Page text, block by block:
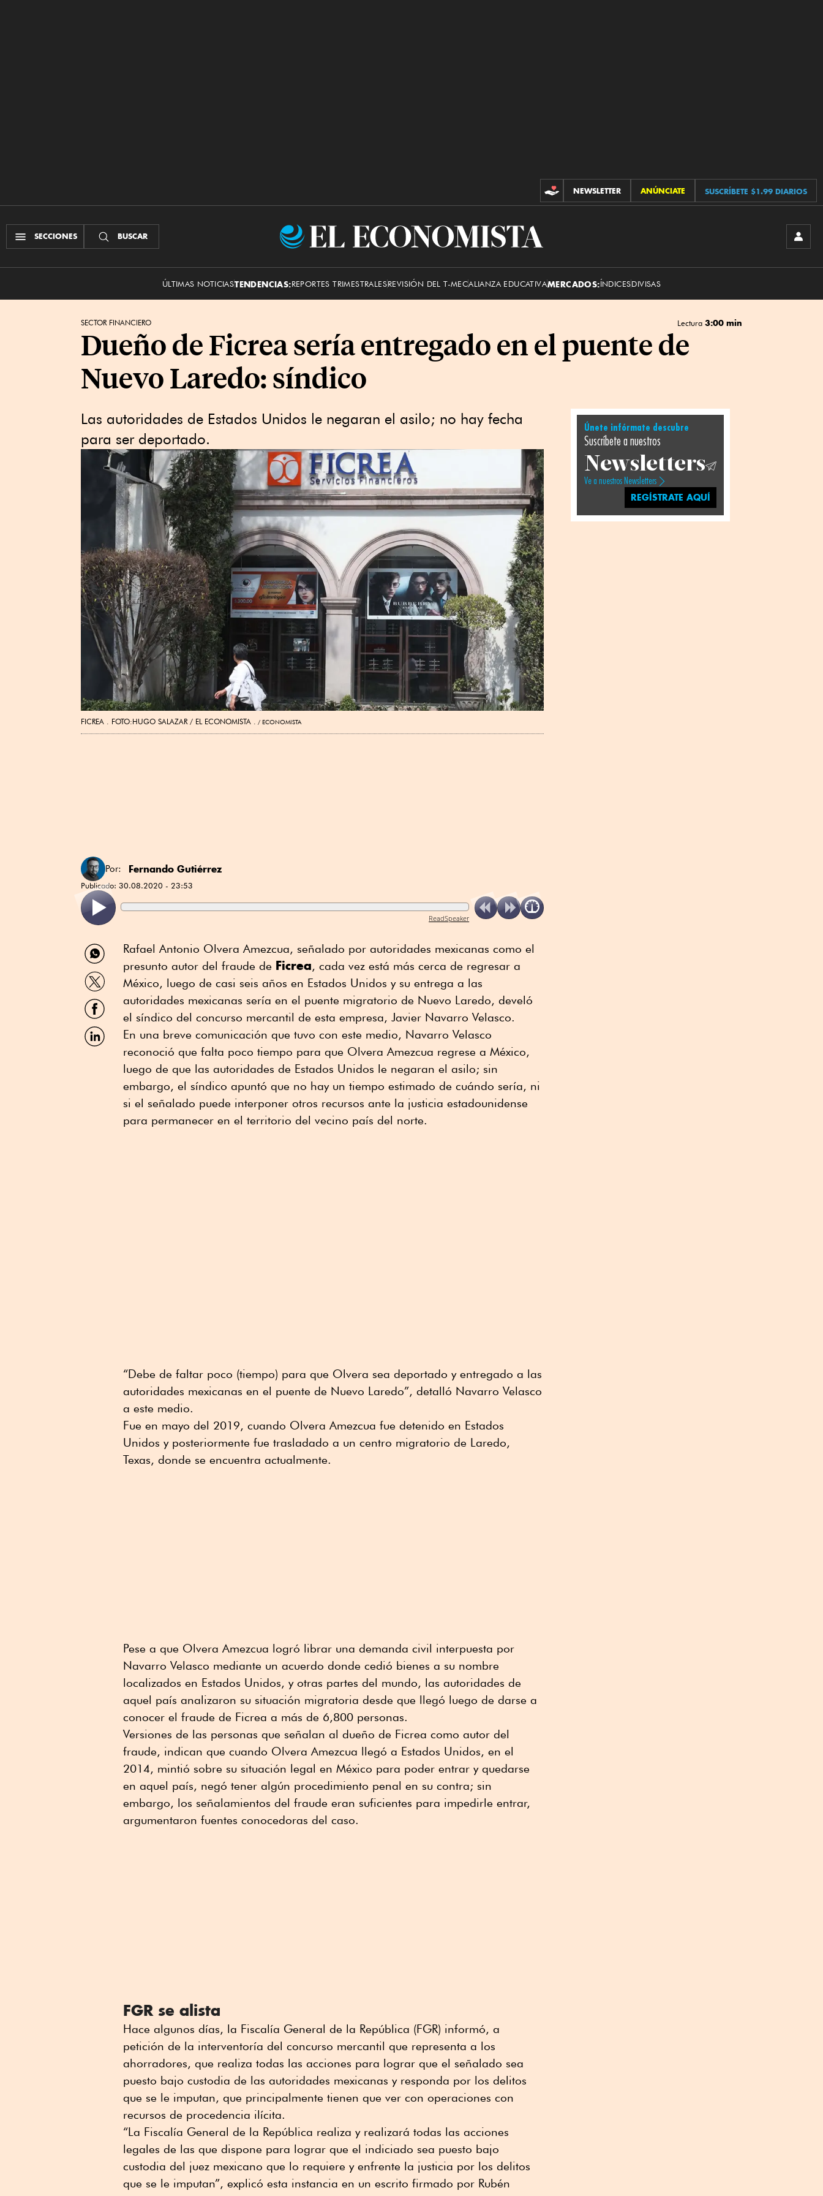
CONTRIBUCIONES
NEWSLETTER ANÚNCIATE SUSCRÍBETE $1.99 DIARIOS
SECCIONES BUSCAR
El
ÚLTIMAS NOTICIASTENDENCIAS:REPORTES TRIMESTRALESREVISIÓN DEL T-MECALIANZA EDUCATIVAMERCADOS:ÍNDICESDIVISAS
SECTOR FINANCIERO Lectura 3:00 min
Dueño de Ficrea sería entregado en el puente de
Nuevo Laredo: síndico
Las autoridades de Estados Unidos le negaran el asilo; no hay fecha
para ser deportado.
FICREA . FOTO:HUGO SALAZAR / EL ECONOMISTA . ECONOMISTA
Por: Fernando Gutiérrez
Publicado: 30.08.2020 - 23:53
ReadSpeaker
Compartir
por
WhatsApp
Compartir
por
Twitter
Compartir
por
Facebook
Compartir
por
Rafael Antonio Olvera Amezcua, señalado por autoridades mexicanas como el
presunto autor del fraude de Ficrea, cada vez está más cerca de regresar a
México, luego de casi seis años en Estados Unidos y su entrega a las
autoridades mexicanas sería en el puente migratorio de Nuevo Laredo, develó
el síndico del concurso mercantil de esta empresa, Javier Navarro Velasco.
En una breve comunicación que tuvo con este medio, Navarro Velasco
reconoció que falta poco tiempo para que Olvera Amezcua regrese a México,
luego de que las autoridades de Estados Unidos le negaran el asilo; sin
embargo, el síndico apuntó que no hay un tiempo estimado de cuándo sería, ni
si el señalado puede interponer otros recursos ante la justicia estadounidense
para permanecer en el territorio del vecino país del norte.
“Debe de faltar poco (tiempo) para que Olvera sea deportado y entregado a las
autoridades mexicanas en el puente de Nuevo Laredo”, detalló Navarro Velasco
a este medio.
Fue en mayo del 2019, cuando Olvera Amezcua fue detenido en Estados
Unidos y posteriormente fue trasladado a un centro migratorio de Laredo,
Texas, donde se encuentra actualmente.
Pese a que Olvera Amezcua logró librar una demanda civil interpuesta por
Navarro Velasco mediante un acuerdo donde cedió bienes a su nombre
localizados en Estados Unidos, y otras partes del mundo, las autoridades de
aquel país analizaron su situación migratoria desde que llegó luego de darse a
conocer el fraude de Ficrea a más de 6,800 personas.
Versiones de las personas que señalan al dueño de Ficrea como autor del
fraude, indican que cuando Olvera Amezcua llegó a Estados Unidos, en el
2014, mintió sobre su situación legal en México para poder entrar y quedarse
en aquel país, negó tener algún procedimiento penal en su contra; sin
embargo, los señalamientos del fraude eran suficientes para impedirle entrar,
argumentaron fuentes conocedoras del caso.
FGR se alista
Hace algunos días, la Fiscalía General de la República (FGR) informó, a
petición de la interventoría del concurso mercantil que representa a los
ahorradores, que realiza todas las acciones para lograr que el señalado sea
puesto bajo custodia de las autoridades mexicanas y responda por los delitos
que se le imputan, que principalmente tienen que ver con operaciones con
recursos de procedencia ilícita.
“La Fiscalía General de la República realiza y realizará todas las acciones
legales de las que dispone para lograr que el indiciado sea puesto bajo
custodia del juez mexicano que lo requiere y enfrente la justicia por los delitos
que se le imputan”, explicó esta instancia en un escrito firmado por Rubén
Únete infórmate descubre
Suscríbete a nuestros
Newsletters
Ve a nuestros Newsletters
REGÍSTRATE AQUÍ